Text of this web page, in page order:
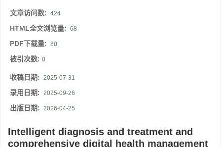
文章访问数: 424
HTML全文浏览量: 68
PDF下载量: 80
被引次数: 0
收稿日期: 2025-07-31
录用日期: 2025-09-26
出版日期: 2026-04-25
Intelligent diagnosis and treatment and
comprehensive digital health management